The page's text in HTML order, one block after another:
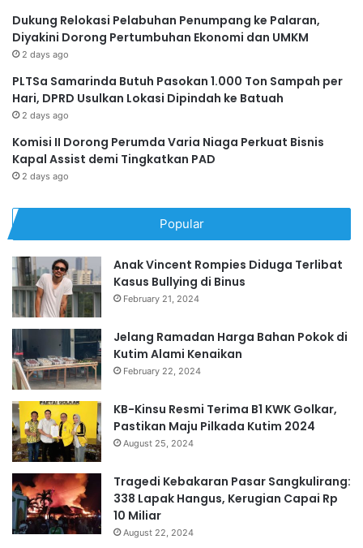
Dukung Relokasi Pelabuhan Penumpang ke Palaran,
Diyakini Dorong Pertumbuhan Ekonomi dan UMKM
2 days ago
PLTSa Samarinda Butuh Pasokan 1.000 Ton Sampah per
Hari, DPRD Usulkan Lokasi Dipindah ke Batuah
2 days ago
Komisi II Dorong Perumda Varia Niaga Perkuat Bisnis
Kapal Assist demi Tingkatkan PAD
2 days ago
Popular
Anak Vincent Rompies Diduga Terlibat
Kasus Bullying di Binus
February 21, 2024
Jelang Ramadan Harga Bahan Pokok di
Kutim Alami Kenaikan
February 22, 2024
KB-Kinsu Resmi Terima B1 KWK Golkar,
Pastikan Maju Pilkada Kutim 2024
August 25, 2024
Tragedi Kebakaran Pasar Sangkulirang:
338 Lapak Hangus, Kerugian Capai Rp
10 Miliar
August 22, 2024